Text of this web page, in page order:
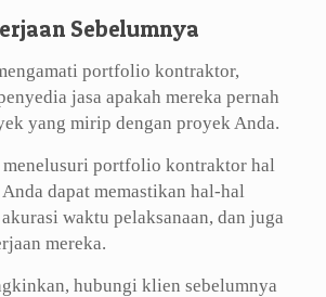
Sebelumnya
portfolio kontraktor,
jasa apakah mereka pernah
yang mirip dengan proyek Anda.
portfolio kontraktor hal
dapat memastikan hal-hal
waktu pelaksanaan, dan juga
mereka.
hubungi klien sebelumnya